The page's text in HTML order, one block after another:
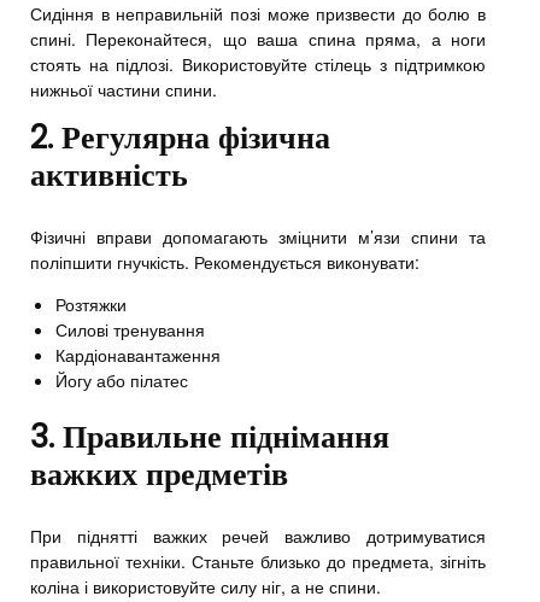
Сидіння в неправильній позі може призвести до болю в
спині. Переконайтеся, що ваша спина пряма, а ноги
стоять на підлозі. Використовуйте стілець з підтримкою
нижньої частини спини.
2. Регулярна фізична
активність
Фізичні вправи допомагають зміцнити м’язи спини та
поліпшити гнучкість. Рекомендується виконувати:
Розтяжки
Силові тренування
Кардіонавантаження
Йогу або пілатес
3. Правильне піднімання
важких предметів
При піднятті важких речей важливо дотримуватися
правильної техніки. Станьте близько до предмета, зігніть
коліна і використовуйте силу ніг, а не спини.